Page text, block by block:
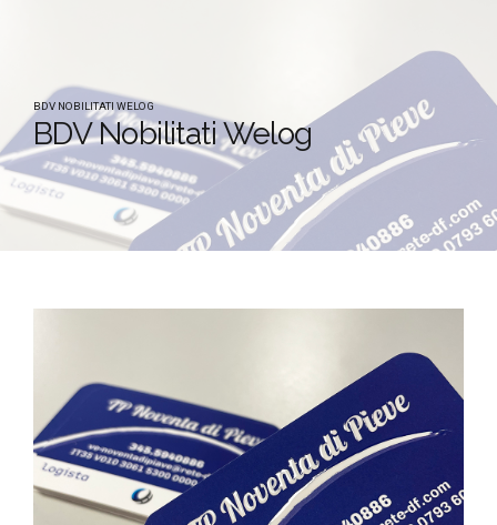
BDV NOBILITATI WELOG
BDV Nobilitati Welog